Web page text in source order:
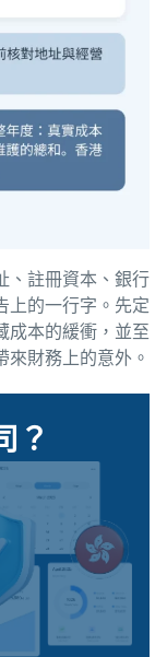
、註冊資本、銀行
上的一行字。先定
成本的緩衝，並至
財務上的意外。
？